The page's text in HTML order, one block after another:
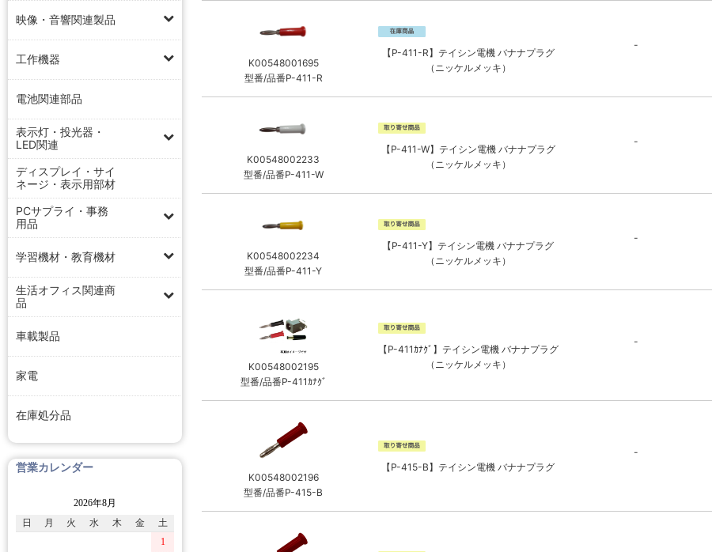
映像・音響関連製品
工作機器
電池関連部品
表示灯・投光器・
LED関連
ディスプレイ・サイ
ネージ・表示用部材
PCサプライ・事務
用品
学習機材・教育機材
生活オフィス関連商
品
車載製品
家電
在庫処分品
営業カレンダー
2026年8月
日
月 火 水 木 金
土
1
K00548001695
型番/品番P-411-R
【P-411-R】テイシン電機 バナナプラグ
（ニッケルメッキ）
-
K00548002233
型番/品番P-411-W
【P-411-W】テイシン電機 バナナプラグ
（ニッケルメッキ）
-
K00548002234
型番/品番P-411-Y
【P-411-Y】テイシン電機 バナナプラグ
（ニッケルメッキ）
-
K00548002195
型番/品番P-411ｶﾅｸﾞ
【P-411ｶﾅｸﾞ】テイシン電機 バナナプラグ
（ニッケルメッキ）
-
K00548002196
型番/品番P-415-B
【P-415-B】テイシン電機 バナナプラグ
-